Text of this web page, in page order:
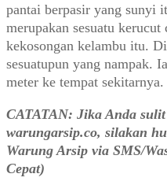
pantai berpasir yang sunyi
merupakan sesuatu kerucut
kekosongan kelambu itu.
sesuatupun yang nampak.
meter ke tempat sekitarnya.
CATATAN: Jika Anda
warungarsip.co, silakan
Warung Arsip via SMS/
Cepat)